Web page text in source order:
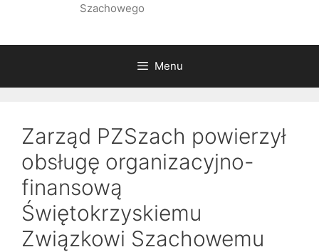
Szachowego
Menu
Zarząd PZSzach powierzył
obsługę organizacyjno-
finansową
Świętokrzyskiemu
Związkowi Szachowemu